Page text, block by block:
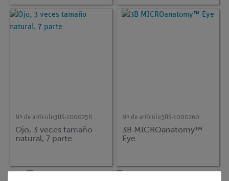
Nº de artículo3BS-1000258
Ojo, 3 veces tamaño
natural, 7 parte
Nº de artículo3BS-1000260
3B MICROanatomy™
Eye